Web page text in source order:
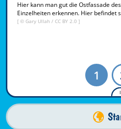
Hier kann man gut die Ostfassade
Einzelheiten erkennen. Hier befindet
[ © Gary Ullah / CC BY 2.0 ]
1